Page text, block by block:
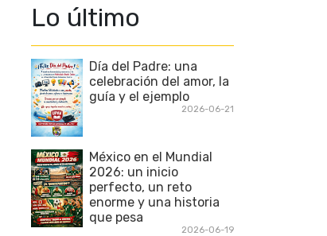
Lo último
Día del Padre: una
celebración del amor, la
guía y el ejemplo
2026-06-21
México en el Mundial
2026: un inicio
perfecto, un reto
enorme y una historia
que pesa
2026-06-19